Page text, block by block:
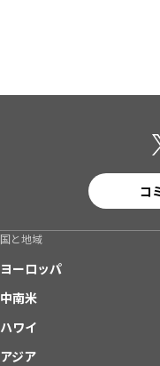
コ
国と地域
ヨーロッパ
中南米
ハワイ
アジア